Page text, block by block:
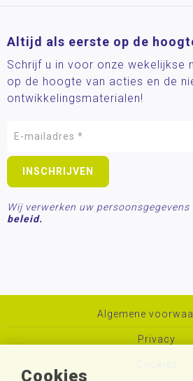
Cookies
Altijd als eerste op de
Schrijf u in voor onze wekelijkse
op de hoogte van acties en de
ontwikkelingsmaterialen!
Wij verwerken uw
beleid.
Algemene
Privacy